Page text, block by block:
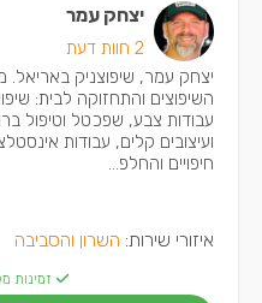
יצחק עמר
2 חוות דעת
יצחק עמר, שיפוצניק באריאל.
השיפוצים והתחזוקה לבית:
עבודות צבע, שפכטל וטיפול
ועיצובים קלים, עבודות
חיפויים והחלפ...
איזורי שירות: השרון והסביבה
זמינות